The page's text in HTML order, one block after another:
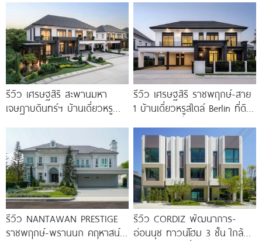
รีวิว เศรษฐสิริ สะพานมหา
เจษฎาบดินทร์ฯ บ้านเดี่ยวหรู
รถไฟฟ้า และทางด่วน เริ่ม 15.9
รีวิว เศรษฐสิริ ราชพฤกษ์-สาย
1 บ้านเดี่ยวหรูสไตล์ Berlin ที่ดิน
รีวิว NANTAWAN PRESTIGE
ราชพฤกษ์-พรานนก คฤหาสน์
รีวิว CORDIZ พัฒนาการ-
อ่อนนุช ทาวน์โฮม 3 ชั้น ใกล้